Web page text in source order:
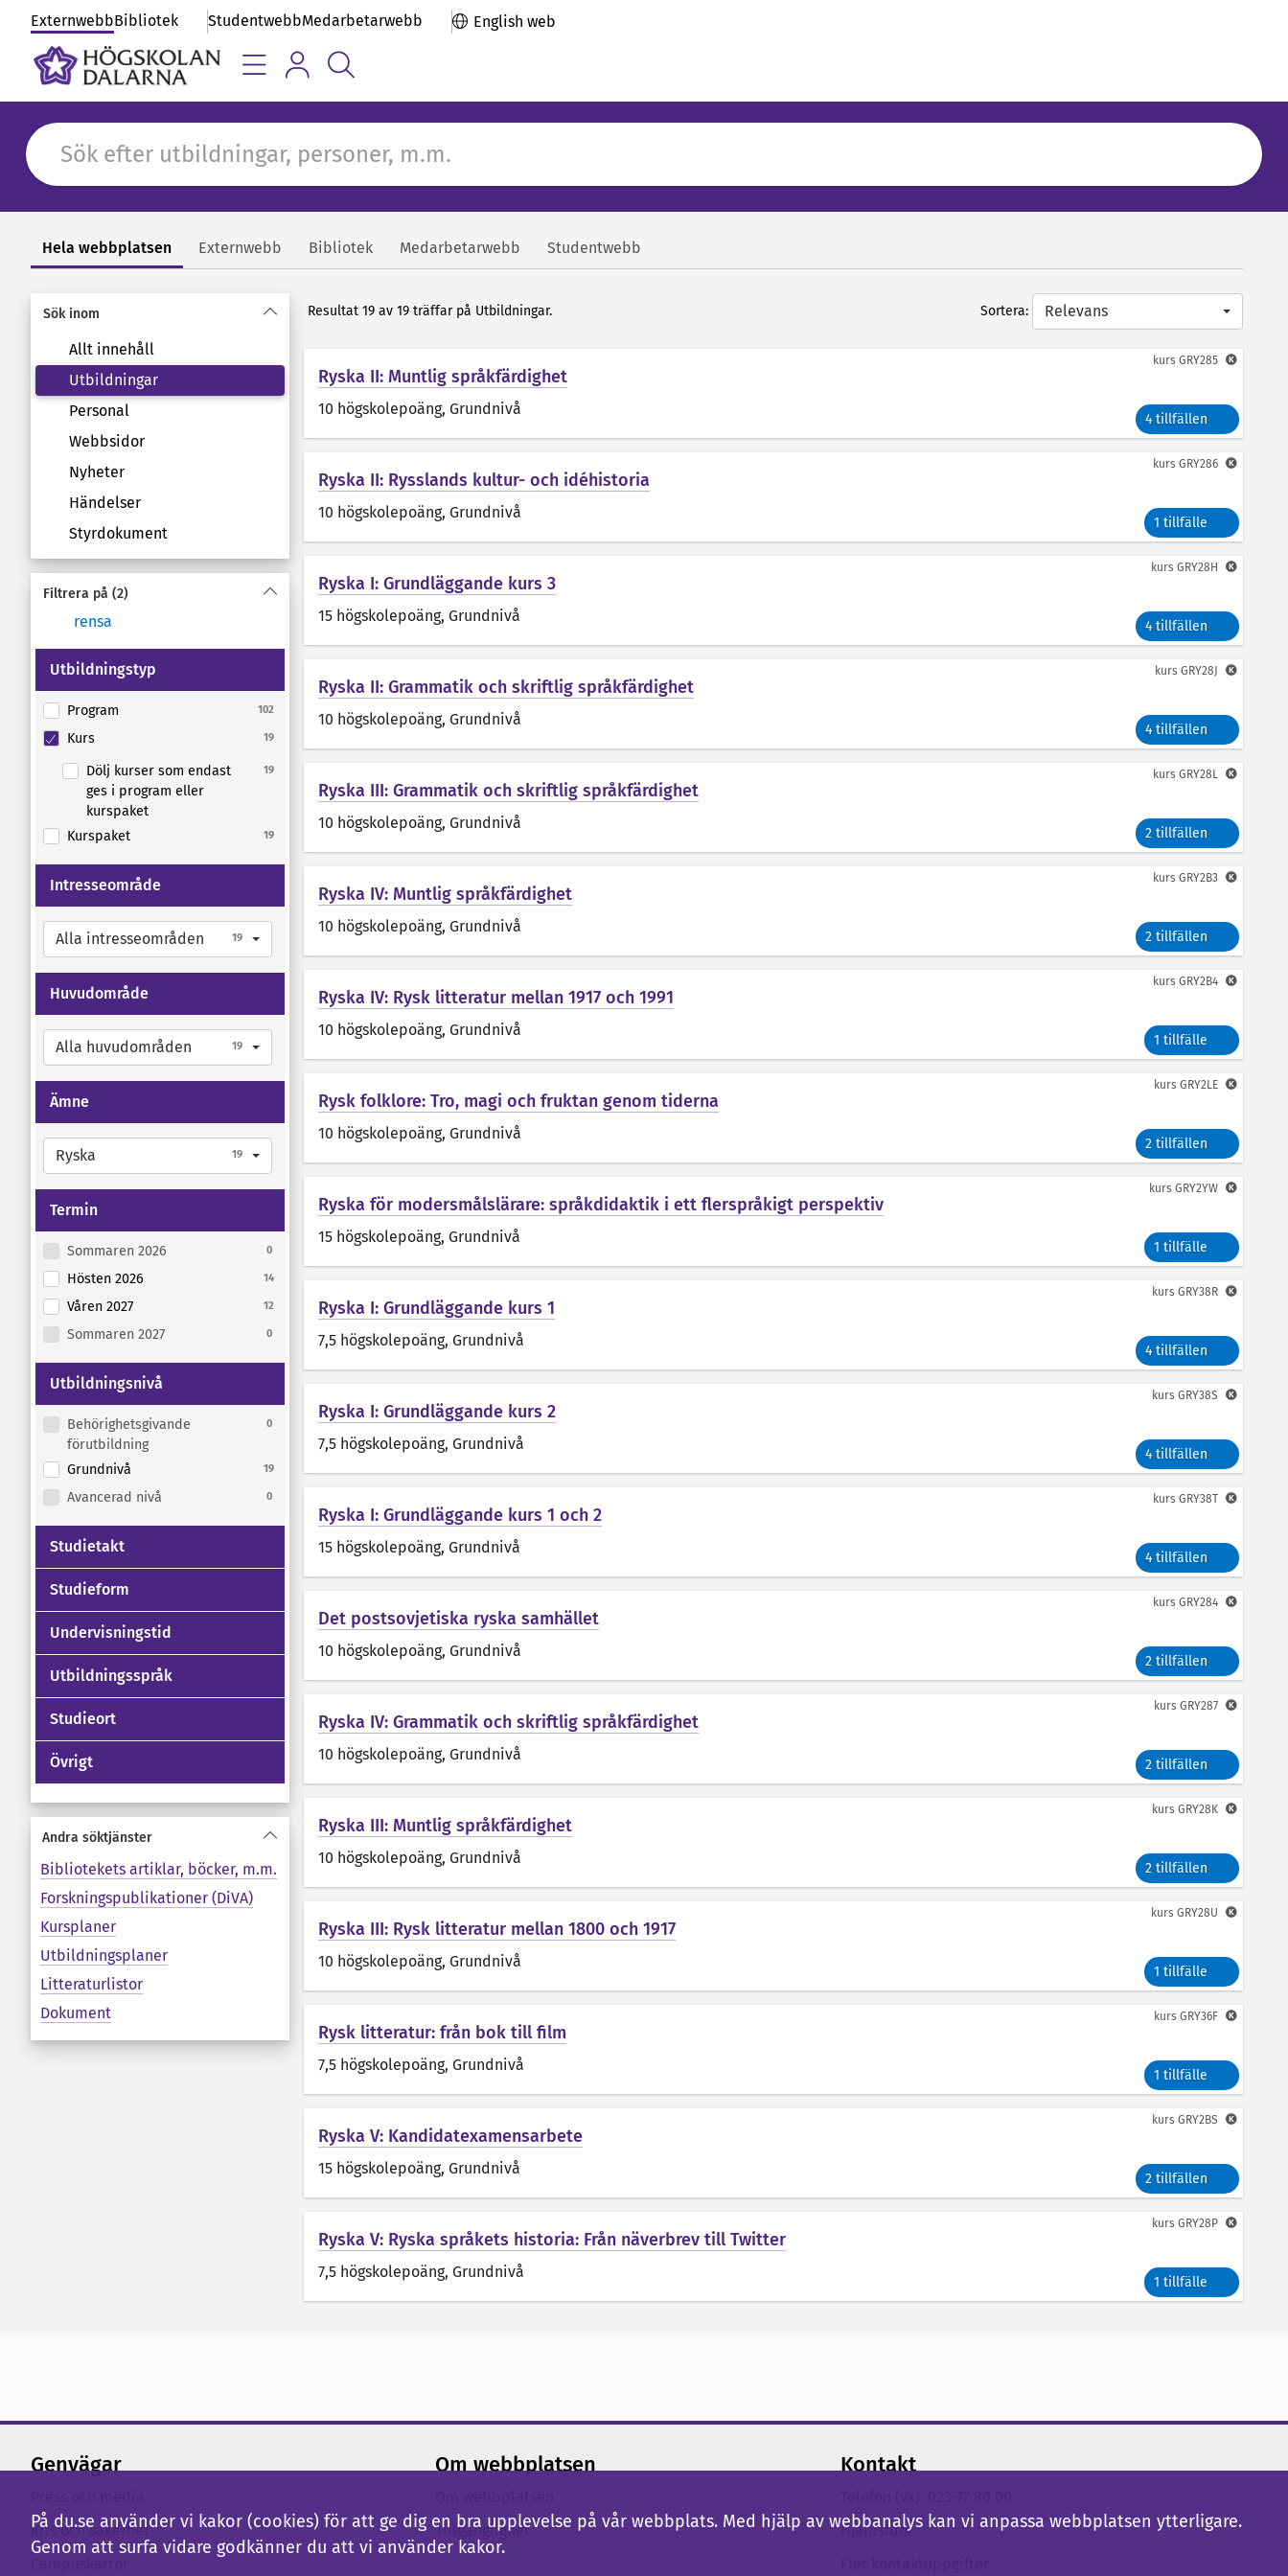
ExternwebbBibliotek StudentwebbMedarbetarwebb English web
Hela webbplatsen Externwebb Bibliotek Medarbetarwebb Studentwebb
Sök inom
Allt innehåll
Utbildningar
Personal
Webbsidor
Nyheter
Händelser
Styrdokument
Filtrera på (2)
rensa
Utbildningstyp
Program 102
Kurs 19
Dölj kurser som endast
ges i program eller
kurspaket
19
Kurspaket 19
Intresseområde
Alla intresseområden 19
Huvudområde
Alla huvudområden 19
Ämne
Ryska 19
Termin
Sommaren 2026 0
Hösten 2026 14
Våren 2027 12
Sommaren 2027 0
Utbildningsnivå
Behörighetsgivande
förutbildning
0
Grundnivå 19
Avancerad nivå 0
Studietakt
Studieform
Undervisningstid
Utbildningsspråk
Studieort
Övrigt
Andra söktjänster
Bibliotekets artiklar, böcker, m.m.
Forskningspublikationer (DiVA)
Kursplaner
Utbildningsplaner
Litteraturlistor
Dokument
Resultat 19 av 19 träffar på Utbildningar. Sortera: Relevans
Ryska II: Muntlig språkfärdighet
10 högskolepoäng, Grundnivå
4 tillfällen
kurs GRY285
Ryska II: Rysslands kultur- och idéhistoria
10 högskolepoäng, Grundnivå
1 tillfälle
kurs GRY286
Ryska I: Grundläggande kurs 3
15 högskolepoäng, Grundnivå
4 tillfällen
kurs GRY28H
Ryska II: Grammatik och skriftlig språkfärdighet
10 högskolepoäng, Grundnivå
4 tillfällen
kurs GRY28J
Ryska III: Grammatik och skriftlig språkfärdighet
10 högskolepoäng, Grundnivå
2 tillfällen
kurs GRY28L
Ryska IV: Muntlig språkfärdighet
10 högskolepoäng, Grundnivå
2 tillfällen
kurs GRY2B3
Ryska IV: Rysk litteratur mellan 1917 och 1991
10 högskolepoäng, Grundnivå
1 tillfälle
kurs GRY2B4
Rysk folklore: Tro, magi och fruktan genom tiderna
10 högskolepoäng, Grundnivå
2 tillfällen
kurs GRY2LE
Ryska för modersmålslärare: språkdidaktik i ett flerspråkigt perspektiv
15 högskolepoäng, Grundnivå
1 tillfälle
kurs GRY2YW
Ryska I: Grundläggande kurs 1
7,5 högskolepoäng, Grundnivå
4 tillfällen
kurs GRY38R
Ryska I: Grundläggande kurs 2
7,5 högskolepoäng, Grundnivå
4 tillfällen
kurs GRY38S
Ryska I: Grundläggande kurs 1 och 2
15 högskolepoäng, Grundnivå
4 tillfällen
kurs GRY38T
Det postsovjetiska ryska samhället
10 högskolepoäng, Grundnivå
2 tillfällen
kurs GRY284
Ryska IV: Grammatik och skriftlig språkfärdighet
10 högskolepoäng, Grundnivå
2 tillfällen
kurs GRY287
Ryska III: Muntlig språkfärdighet
10 högskolepoäng, Grundnivå
2 tillfällen
kurs GRY28K
Ryska III: Rysk litteratur mellan 1800 och 1917
10 högskolepoäng, Grundnivå
1 tillfälle
kurs GRY28U
Rysk litteratur: från bok till film
7,5 högskolepoäng, Grundnivå
1 tillfälle
kurs GRY36F
Ryska V: Kandidatexamensarbete
15 högskolepoäng, Grundnivå
2 tillfällen
kurs GRY2BS
Ryska V: Ryska språkets historia: Från näverbrev till Twitter
7,5 högskolepoäng, Grundnivå
1 tillfälle
kurs GRY28P
Genvägar
Kris och säkerhet
Om webbplatsen
Tillgänglighet
Kontakt
Hjälpsidor
På du.se använder vi kakor (cookies) för att ge dig en bra upplevelse på vår webbplats. Med hjälp av webbanalys kan vi anpassa webbplatsen ytterligare.
Genom att surfa vidare godkänner du att vi använder kakor.